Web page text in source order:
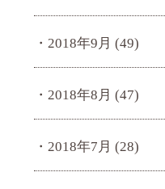
2018年9月 (49)
2018年8月 (47)
2018年7月 (28)